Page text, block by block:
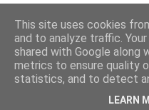
This site uses cookies
and to analyze traffic.
shared with Google along
metrics to ensure quality
statistics, and to detect
LEARN